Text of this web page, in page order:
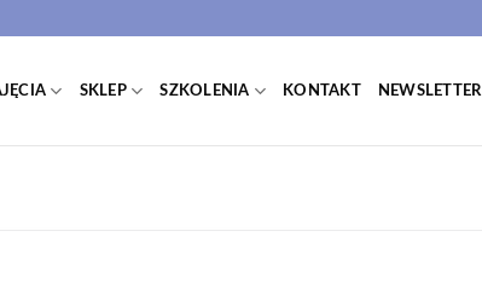
SKLEP SZKOLENIA KONTAKT NEWSLETTER